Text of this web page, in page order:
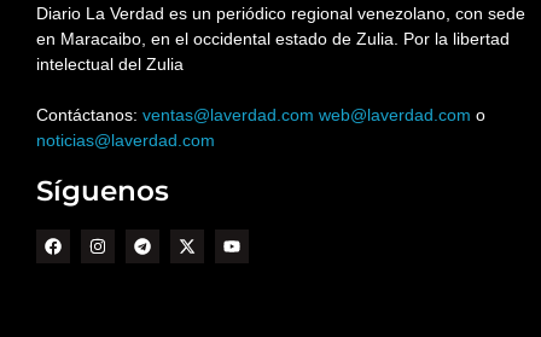
Diario La Verdad es un periódico regional venezolano, con sede
en Maracaibo, en el occidental estado de Zulia. Por la libertad
intelectual del Zulia
Contáctanos: ventas@laverdad.com web@laverdad.com o
noticias@laverdad.com
Síguenos